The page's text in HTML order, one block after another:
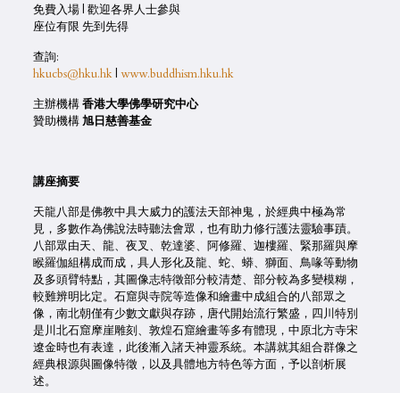
免費入場 | 歡迎各界人士參與
座位有限 先到先得
查詢:
hkucbs@hku.hk| www.buddhism.hku.hk
主辦機構香港大學佛學研究中心
贊助機構旭日慈善基金
講座摘要
天龍八部是佛教中具大威力的護法天部神鬼，於經典中極為常
見，多數作為佛說法時聽法會眾，也有助力修行護法靈驗事蹟。
八部眾由天、龍、夜叉、乾達婆、阿修羅、迦樓羅、緊那羅與摩
睺羅伽組構成而成，具人形化及龍、蛇、蟒、獅面、鳥喙等動物
及多頭臂特點，其圖像志特徵部分較清楚、部分較為多變模糊，
較難辨明比定。石窟與寺院等造像和繪畫中成組合的八部眾之
像，南北朝僅有少數文獻與存跡，唐代開始流行繁盛，四川特別
是川北石窟摩崖雕刻、敦煌石窟繪畫等多有體現，中原北方寺宋
遼金時也有表達，此後漸入諸天神靈系統。本講就其組合群像之
經典根源與圖像特徵，以及具體地方特色等方面，予以剖析展
述。